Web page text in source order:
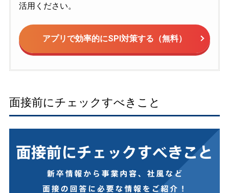
活用ください。
アプリで効率的にSPI対策する（無料）
面接前にチェックすべきこと